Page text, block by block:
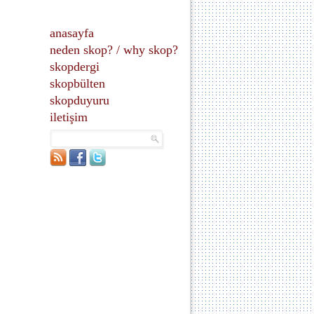
anasayfa
neden skop? / why skop?
skopdergi
skopbülten
skopduyuru
iletişim